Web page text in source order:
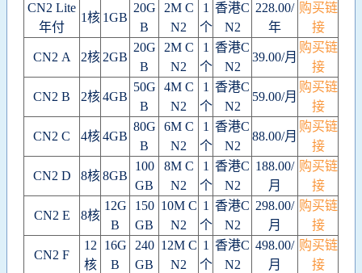
CN2 Lite
年付
1核 1GB
20G
B
2M C
N2
1
个
香港C
N2
228.00/
年
购买链
接
CN2 A 2核 2GB
20G
B
2M C
N2
1
个
香港C
N2
39.00/月
购买链
接
CN2 B 2核 4GB
50G
B
4M C
N2
1
个
香港C
N2
59.00/月
购买链
接
CN2 C 4核 4GB
80G
B
6M C
N2
1
个
香港C
N2
88.00/月
购买链
接
CN2 D 8核 8GB
100
GB
8M C
N2
1
个
香港C
N2
188.00/
月
购买链
接
CN2 E 8核
12G
B
150
GB
10M C
N2
1
个
香港C
N2
298.00/
月
购买链
接
CN2 F
12
核
16G
B
240
GB
12M C
N2
1
个
香港C
N2
498.00/
月
购买链
接